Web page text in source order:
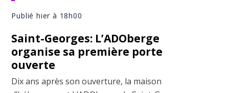
Publié hier à 18h00
Saint-Georges: L’ADOberge
organise sa première porte
ouverte
Dix ans après son ouverture, la maison